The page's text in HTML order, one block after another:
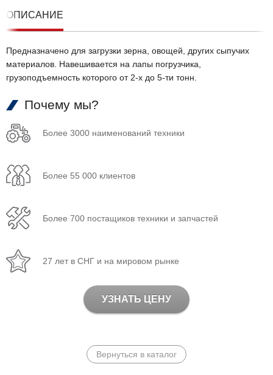
ОПИСАНИЕ
Предназначено для загрузки зерна, овощей, других сыпучих
материалов. Навешивается на лапы погрузчика,
грузоподъемность которого от 2-х до 5-ти тонн.
Почему мы?
Более 3000 наименований техники
Более 55 000 клиентов
Более 700 постащиков техники и запчастей
27 лет в СНГ и на мировом рынке
УЗНАТЬ ЦЕНУ
Вернуться в каталог